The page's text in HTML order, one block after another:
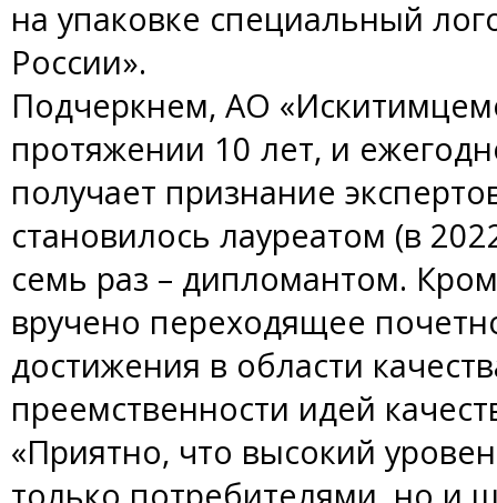
на упаковке специальный
России».
Подчеркнем, АО
протяжении 10 лет, и
получает признание
становилось лауреатом (в
семь раз – дипломантом.
вручено переходящее
достижения в области
преемственности идей
«Приятно, что высокий